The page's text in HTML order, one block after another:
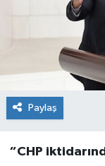
Paylaş
“CHP